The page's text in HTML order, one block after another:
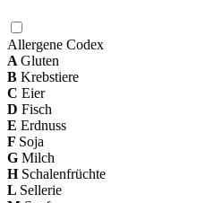
Allergene Codex
A Gluten
B Krebstiere
C Eier
D Fisch
E Erdnuss
F Soja
G Milch
H Schalenfrüchte
L Sellerie